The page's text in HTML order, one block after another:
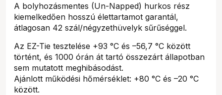
A bolyhozásmentes (Un-Napped) hurkos rész
kiemelkedően hosszú élettartamot garantál,
átlagosan 42 szál/négyzethüvelyk sűrűséggel.
Az EZ-Tie tesztelése +93 °C és –56,7 °C között
történt, és 1000 órán át tartó összezárt állapotban
sem mutatott meghibásodást.
Ajánlott működési hőmérséklet: +80 °C és –20 °C
között.